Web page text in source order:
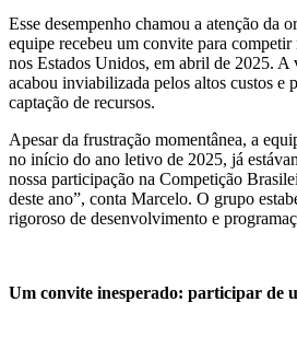
Esse desempenho chamou a atenção da
equipe recebeu um convite para
nos Estados Unidos, em abril de 2025. A
acabou inviabilizada pelos altos custos e
captação de recursos.
Apesar da frustração momentânea, a
no início do ano letivo de 2025, já
nossa participação na Competição
deste ano”, conta Marcelo. O grupo
rigoroso de desenvolvimento e
Um convite inesperado: participar de